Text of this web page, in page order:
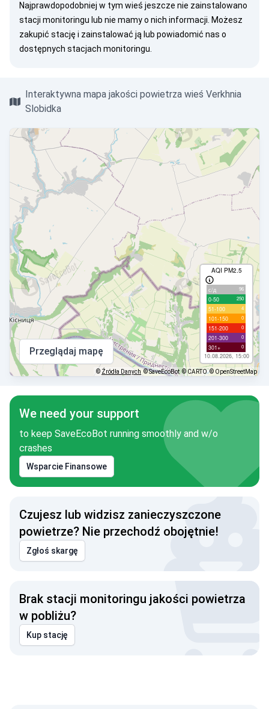
Najprawdopodobniej w tym wieś jeszcze nie zainstalowano
stacji monitoringu lub nie mamy o nich informacji. Możesz
zakupić stację i zainstalować ją lub powiadomić nas o
dostępnych stacjach monitoringu.
Interaktywna mapa jakości powietrza wieś Verkhnia
Slobidka
AQI PM2.5
с/д 96
0-50 250
51-100 4
101-150 0
151-200 0
201-300 0
301+ 0
10.08.2026, 15:00
Przeglądaj mapę
© Źródła Danych © SaveEcoBot © CARTO © OpenStreetMap
We need your support
to keep SaveEcoBot running smoothly and w/o
crashes
Wsparcie Finansowe
Czujesz lub widzisz zanieczyszczone
powietrze? Nie przechodź obojętnie!
Zgłoś skargę
Brak stacji monitoringu jakości powietrza
w pobliżu?
Kup stację